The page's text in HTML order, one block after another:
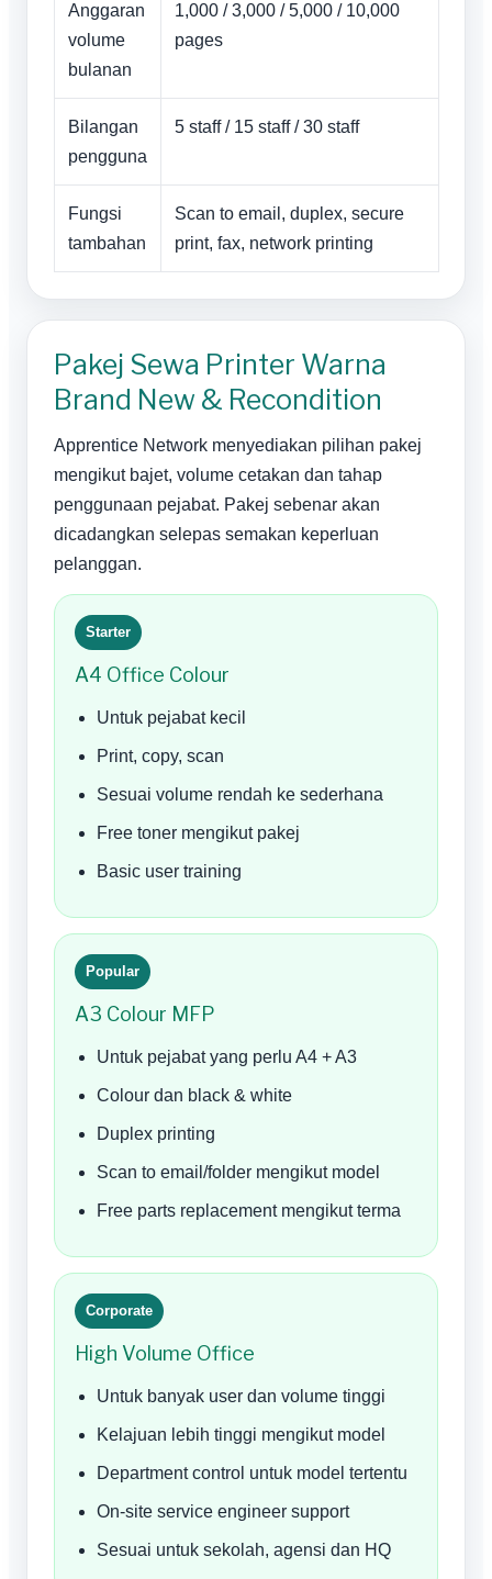
Anggaran
volume
bulanan
1,000 / 3,000 / 5,000 / 10,000
pages
Bilangan
pengguna
5 staff / 15 staff / 30 staff
Fungsi
tambahan
Scan to email, duplex, secure
print, fax, network printing
Pakej Sewa Printer Warna
Brand New & Recondition
Apprentice Network menyediakan pilihan pakej
mengikut bajet, volume cetakan dan tahap
penggunaan pejabat. Pakej sebenar akan
dicadangkan selepas semakan keperluan
pelanggan.
Starter
A4 Office Colour
Untuk pejabat kecil
Print, copy, scan
Sesuai volume rendah ke sederhana
Free toner mengikut pakej
Basic user training
Popular
A3 Colour MFP
Untuk pejabat yang perlu A4 + A3
Colour dan black & white
Duplex printing
Scan to email/folder mengikut model
Free parts replacement mengikut terma
Corporate
High Volume Office
Untuk banyak user dan volume tinggi
Kelajuan lebih tinggi mengikut model
Department control untuk model tertentu
On-site service engineer support
Sesuai untuk sekolah, agensi dan HQ